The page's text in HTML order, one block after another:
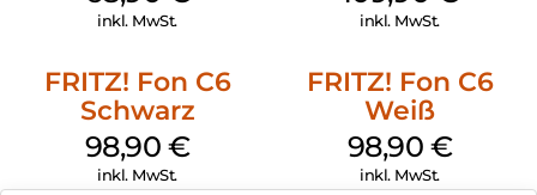
inkl. MwSt. inkl. MwSt.
FRITZ! Fon C6
Schwarz
98,90 €
inkl. MwSt.
FRITZ! Fon C6
Weiß
98,90 €
inkl. MwSt.